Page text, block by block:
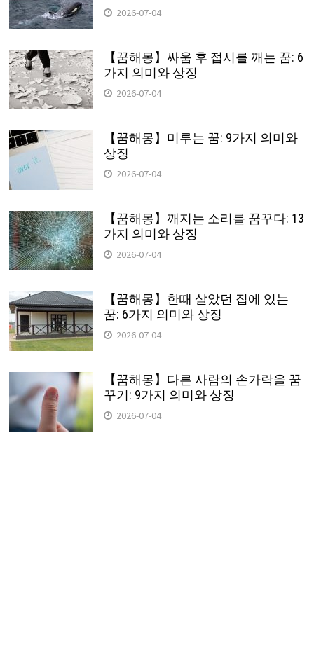
2026-07-04
【꿈해몽】싸움 후 접시를 깨는 꿈: 6
가지 의미와 상징
2026-07-04
【꿈해몽】미루는 꿈: 9가지 의미와
상징
2026-07-04
【꿈해몽】깨지는 소리를 꿈꾸다: 13
가지 의미와 상징
2026-07-04
【꿈해몽】한때 살았던 집에 있는
꿈: 6가지 의미와 상징
2026-07-04
【꿈해몽】다른 사람의 손가락을 꿈
꾸기: 9가지 의미와 상징
2026-07-04